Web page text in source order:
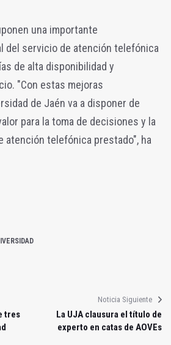
una importante
del servicio de atención telefónica
de alta disponibilidad y
"Con estas mejoras
de Jaén va a disponer de
para la toma de decisiones y la
atención telefónica prestado", ha
tres
Noticia Siguiente
La UJA clausura el título de
experto en catas de AOVEs